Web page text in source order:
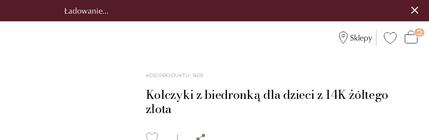
Ładowanie...
Sklepy
KOD PRODUKTU: 1603
Kolczyki z biedronką dla dzieci z 14K żółtego
złota